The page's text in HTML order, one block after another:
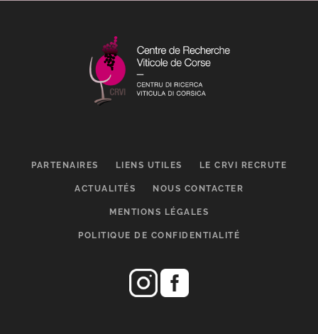
PARTENAIRES LIENS UTILES LE CRVI RECRUTE
ACTUALITÉS NOUS CONTACTER
MENTIONS LÉGALES
POLITIQUE DE CONFIDENTIALITÉ